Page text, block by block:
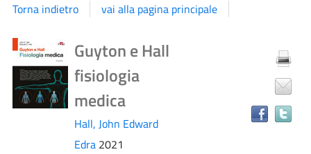
Torna indietro vai alla pagina principale
Dettaglio
del
documento
Guyton e Hall
fisiologia
medica
Hall, John Edward
Edra 2021